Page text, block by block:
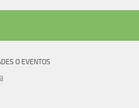
O EVENTOS